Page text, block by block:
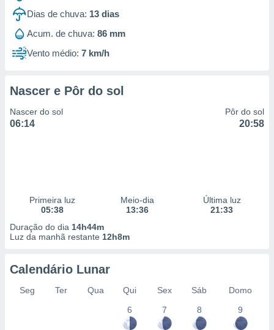
Dias de chuva: 13 dias
Acum. de chuva: 86 mm
Vento médio: 7 km/h
Nascer e Pôr do sol
Nascer do sol
06:14
Pôr do sol
20:58
Primeira luz
05:38
Meio-dia
13:36
Última luz
21:33
Duração do dia 14h44m
Luz da manhã restante 12h8m
Calendário Lunar
Seg Ter Qua Qui Sex Sáb
Domo
6
7 8 9